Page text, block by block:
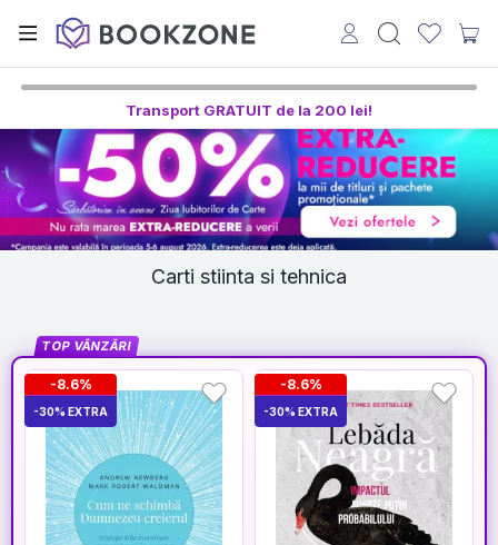
Transport GRATUIT de la 200 lei!
Carti stiinta si tehnica
TOP VÂNZĂRI
-8.6%
-30% EXTRA
-8.6%
-30% EXTRA